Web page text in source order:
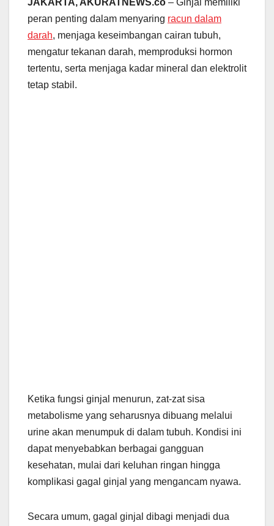
JAKARTA, AKURATNEWS.co – Ginjal memiliki
peran penting dalam menyaring racun dalam
darah, menjaga keseimbangan cairan tubuh,
mengatur tekanan darah, memproduksi hormon
tertentu, serta menjaga kadar mineral dan elektrolit
tetap stabil.
Ketika fungsi ginjal menurun, zat-zat sisa
metabolisme yang seharusnya dibuang melalui
urine akan menumpuk di dalam tubuh. Kondisi ini
dapat menyebabkan berbagai gangguan
kesehatan, mulai dari keluhan ringan hingga
komplikasi gagal ginjal yang mengancam nyawa.
Secara umum, gagal ginjal dibagi menjadi dua